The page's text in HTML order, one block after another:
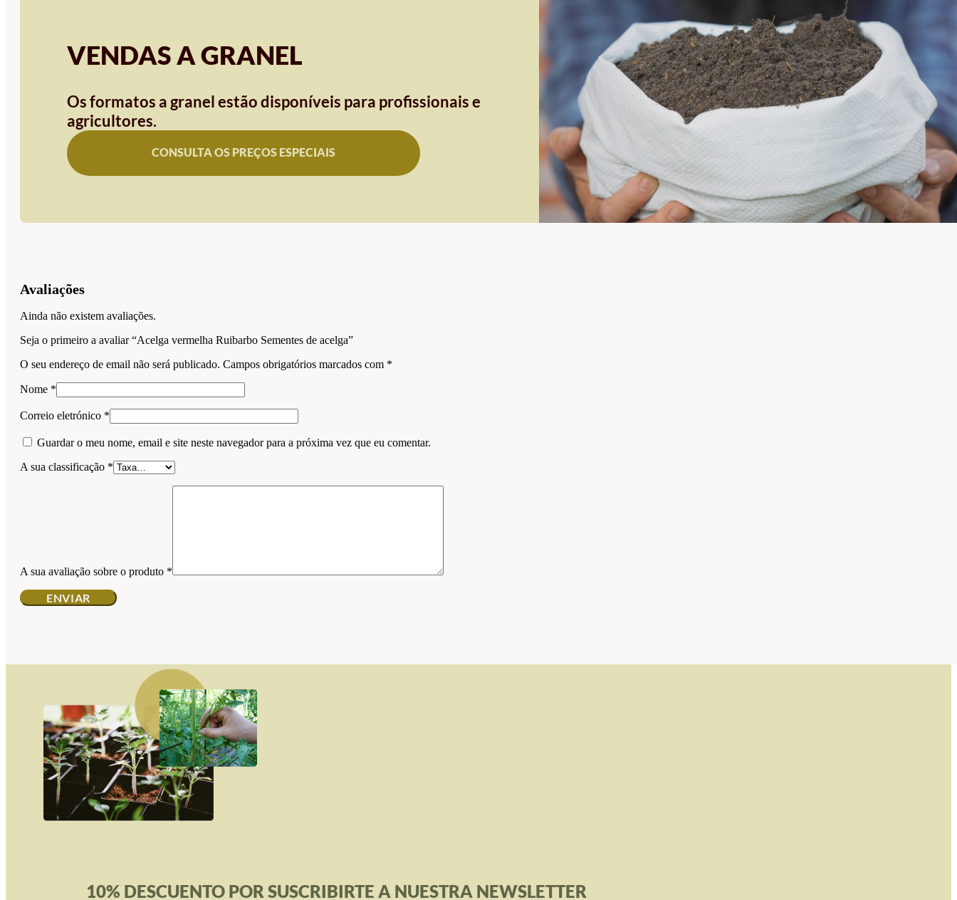
VENDAS A GRANEL
Os formatos a granel estão disponíveis para profissionais e
agricultores.
CONSULTA OS PREÇOS ESPECIAIS
Avaliações
Ainda não existem avaliações.
Seja o primeiro a avaliar “Acelga vermelha Ruibarbo Sementes de acelga”
O seu endereço de email não será publicado. Campos obrigatórios marcados com *
Nome *
Correio eletrónico *
Guardar o meu nome, email e site neste navegador para a próxima vez que eu comentar.
A sua classificação *
A sua avaliação sobre o produto *
10% DESCUENTO POR SUSCRIBIRTE A NUESTRA NEWSLETTER